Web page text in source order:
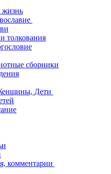
жизнь
толкования
сборники
Дети
комментарии